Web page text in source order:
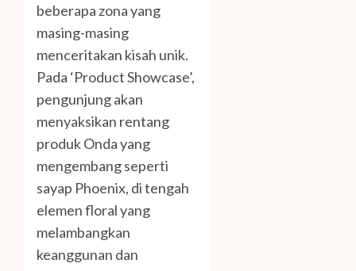
beberapa zona yang
masing-masing
menceritakan kisah unik.
Pada ‘Product Showcase’,
pengunjung akan
menyaksikan rentang
produk Onda yang
mengembang seperti
sayap Phoenix, di tengah
elemen floral yang
melambangkan
keanggunan dan